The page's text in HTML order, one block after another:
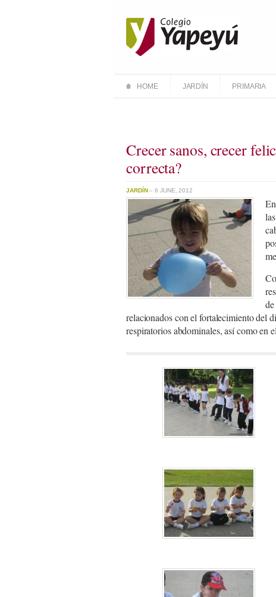
HOME JARDÍN PRIMARIA
Crecer sanos, crecer
correcta?
JARDÍN– 6 JUNE, 2012
relacionados con el fortalecimiento del
respiratorios abdominales, así como en